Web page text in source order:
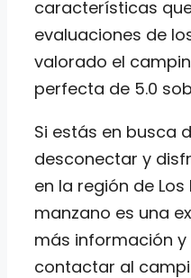
características
evaluaciones de
valorado el
perfecta de 5.0
Si estás en busca
desconectar y
en la región de
manzano es una
más información y
contactar al